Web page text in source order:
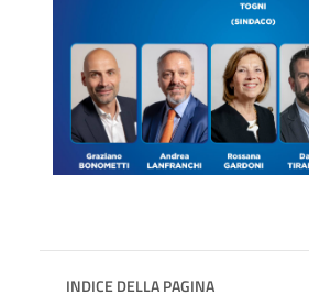
INDICE DELLA PAGINA